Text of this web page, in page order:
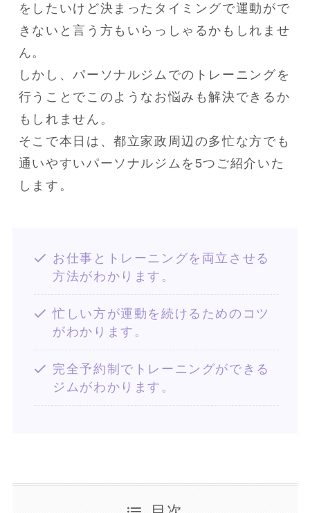
をしたいけど決まったタイミングで運動がで
きないと言う方もいらっしゃるかもしれませ
ん。
しかし、パーソナルジムでのトレーニングを
行うことでこのようなお悩みも解決できるか
もしれません。
そこで本日は、都立家政周辺の多忙な方でも
通いやすいパーソナルジムを5つご紹介いた
します。
お仕事とトレーニングを両立させる
方法がわかります。
忙しい方が運動を続けるためのコツ
がわかります。
完全予約制でトレーニングができる
ジムがわかります。